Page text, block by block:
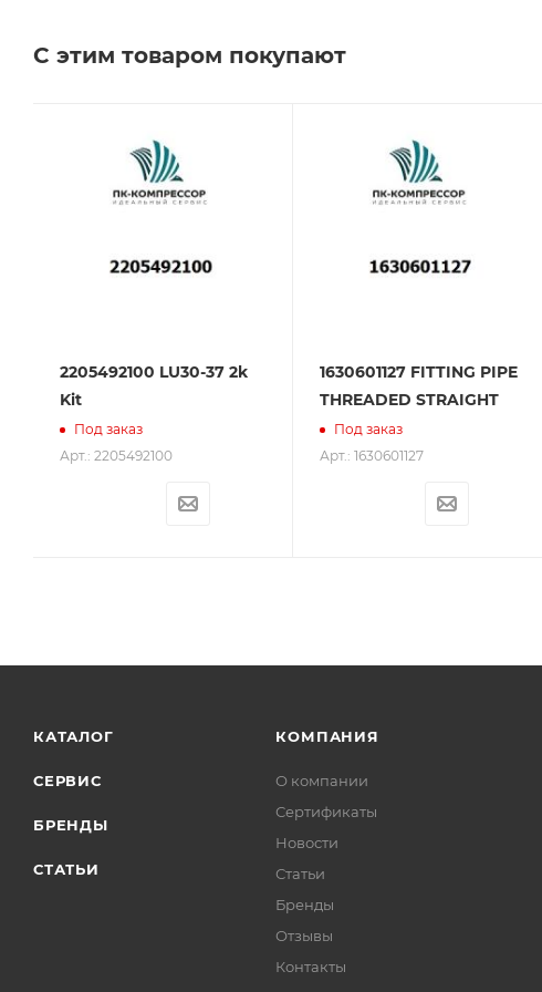
Сервисное обслуживание на всех этапах
С этим товаром покупают
2205492100 LU30-37 2k
Kit
Под заказ
Арт.: 2205492100
1630601127 FITTING PIPE
THREADED STRAIGHT
Под заказ
Арт.: 1630601127
КАТАЛОГ
СЕРВИС
БРЕНДЫ
СТАТЬИ
КОМПАНИЯ
О компании
Сертификаты
Новости
Статьи
Бренды
Отзывы
Контакты